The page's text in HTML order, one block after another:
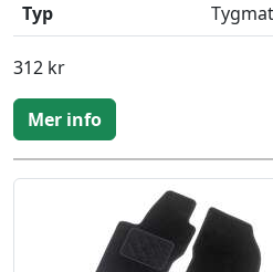
Typ
312 kr
Mer info